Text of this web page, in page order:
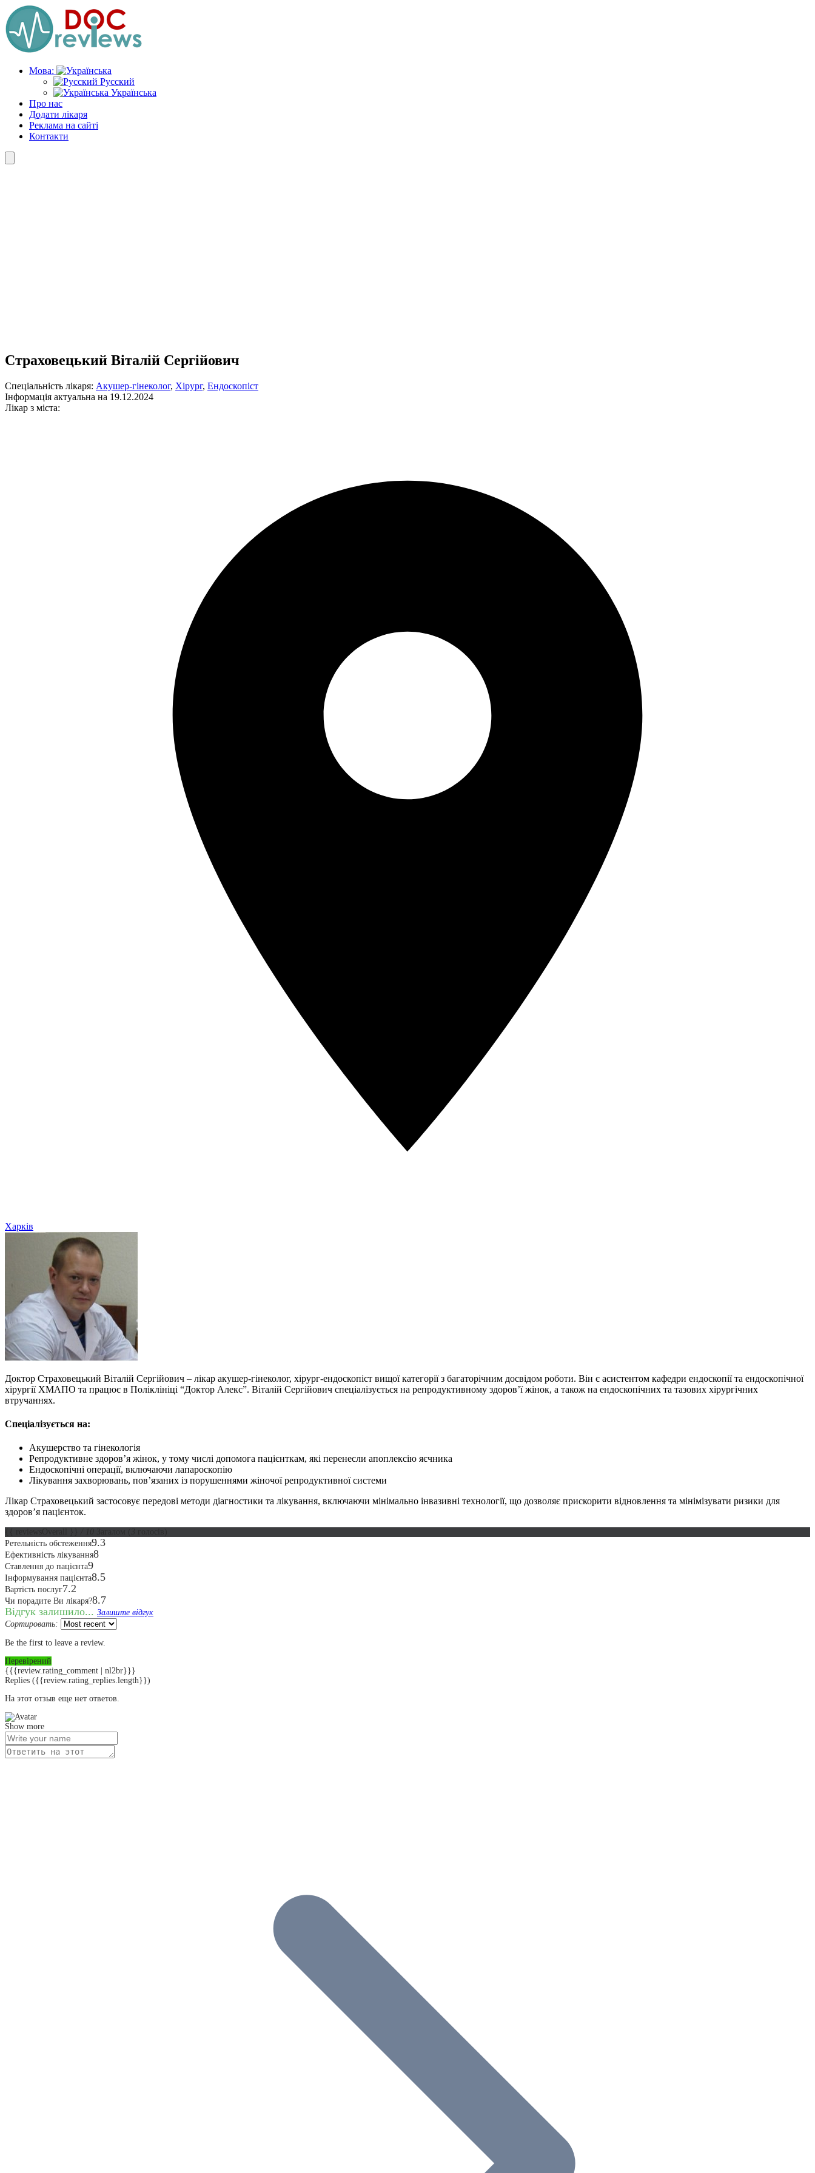
Skip
to
the
content
Мова:
Русский
Українська
Про нас
Додати лікаря
Реклама на сайті
Контакти
Страховецький Віталій Сергійович
Спеціальність лікаря: Акушер-гінеколог, Хірург, Ендоскопіст
Інформація актуальна на 19.12.2024
Лікар з міста:
Харків
Доктор Страховецький Віталій Сергійович – лікар акушер-гінеколог, хірург-ендоскопіст вищої категорії з багаторічним досвідом роботи. Він є асистентом кафедри ендоскопії та ендоскопічної
хірургії ХМАПО та працює в Поліклініці “Доктор Алекс”. Віталій Сергійович спеціалізується на репродуктивному здоров’ї жінок, а також на ендоскопічних та тазових хірургічних
втручаннях.
Спеціалізується на:
Акушерство та гінекологія
Репродуктивне здоров’я жінок, у тому числі допомога пацієнткам, які перенесли апоплексію яєчника
Ендоскопічні операції, включаючи лапароскопію
Лікування захворювань, пов’язаних із порушеннями жіночої репродуктивної системи
Лікар Страховецький застосовує передові методи діагностики та лікування, включаючи мінімально інвазивні технології, що дозволяє прискорити відновлення та мінімізувати ризики для
здоров’я пацієнток.
Ретельність обстеження9.3
Ефективність лікування8
Ставлення до пацієнта9
Інформування пацієнта8.5
Вартість послуг7.2
Чи порадите Ви лікаря?8.7
Відгук залишило... Залиште відгук
Сортировать:
Be the first to leave a review.
Перевірений
{{{review.rating_comment | nl2br}}}
Replies ({{review.rating_replies.length}})
На этот отзыв еще нет ответов.
Show more